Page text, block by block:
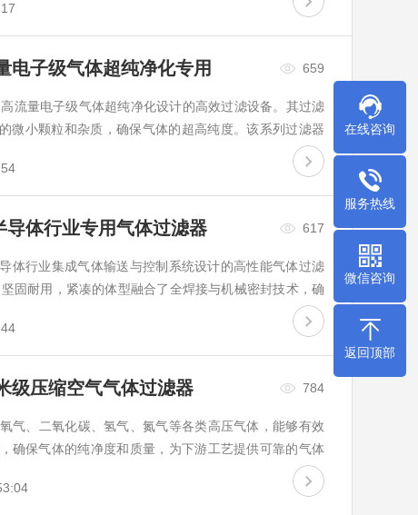
电子级气体超纯净化专用 659
流量电子级气体超纯净化设计的高效过滤设备。其过滤
微小颗粒和杂质，确保气体的超高纯度。该系列过滤器
体行业专用气体过滤器 617
体行业集成气体输送与控制系统设计的高性能气体过滤
固耐用，紧凑的体型融合了全焊接与机械密封技术，确
级压缩空气气体过滤器 784
气、二氧化碳、氢气、氮气等各类高压气体，能够有效
确保气体的纯净度和质量，为下游工艺提供可靠的气体
在线咨询
服务热线
微信咨询
返回顶部